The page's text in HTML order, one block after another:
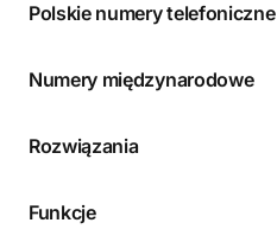
Polskie numery telefoniczne
Numery międzynarodowe
Rozwiązania
Funkcje